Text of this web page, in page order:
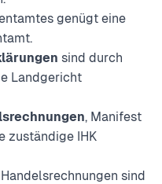
genügt eine
sind durch
Landgericht
, Manifest
zuständige IHK
sind